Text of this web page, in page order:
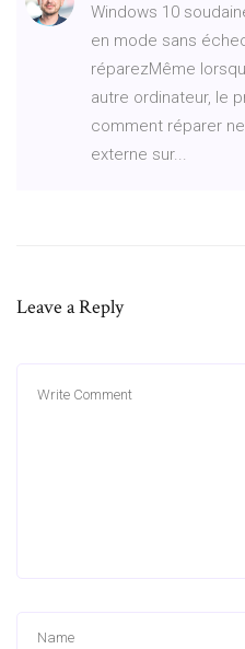
Windows 10
en mode sans
réparezMême
autre ordinateur, le
comment réparer
externe sur...
Leave a Reply